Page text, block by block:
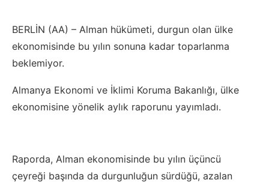
BERLİN (AA) – Alman hükümeti, durgun olan ülke
ekonomisinde bu yılın sonuna kadar toparlanma
beklemiyor.
Almanya Ekonomi ve İklimi Koruma Bakanlığı, ülke
ekonomisine yönelik aylık raporunu yayımladı.
Raporda, Alman ekonomisinde bu yılın üçüncü
çeyreği başında da durgunluğun sürdüğü, azalan